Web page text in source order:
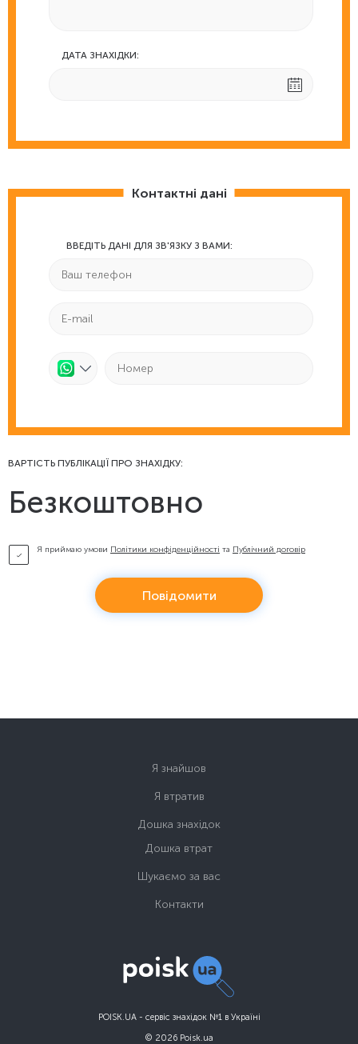
ДАТА ЗНАХІДКИ:
Контактні дані
ВВЕДІТЬ ДАНІ ДЛЯ ЗВ'ЯЗКУ З ВАМИ:
ВАРТІСТЬ ПУБЛІКАЦІЇ ПРО ЗНАХІДКУ:
Безкоштовно
Я приймаю умови Політики конфіденційності та Публічний договір
Повідомити
POISK.UA - сервіс знахідок №1 в Україні
© 2026 Poisk.ua
Я знайшов
Я втратив
Дошка знахідок
Дошка втрат
Шукаємо за вас
Контакти